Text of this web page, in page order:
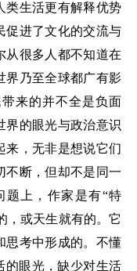
类生活更有解释优势
促进了文化的交流与
从很多人都不知道在
界乃至全球都广有影
来的并不全是负面
界的眼光与政治意识
来，无非是想说它们
不断，但却不是同一
题上，作家是有“特
，或天生就有的。它
思考中形成的。不懂
的眼光，缺少对生活